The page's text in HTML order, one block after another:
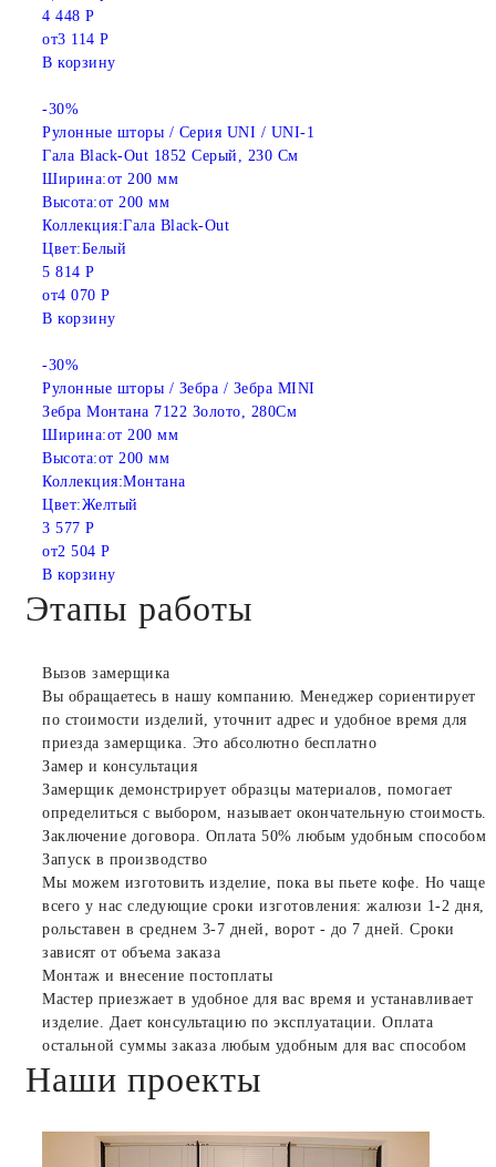
4 448 Р
от3 114 Р
В корзину
-30%
Рулонные шторы / Серия UNI / UNI-1
Гала Black-Out 1852 Серый, 230 См
Ширина:от 200 мм
Высота:от 200 мм
Коллекция:Гала Black-Out
Цвет:Белый
5 814 Р
от4 070 Р
В корзину
-30%
Рулонные шторы / Зебра / Зебра MINI
Зебра Монтана 7122 Золото, 280См
Ширина:от 200 мм
Высота:от 200 мм
Коллекция:Монтана
Цвет:Желтый
3 577 Р
от2 504 Р
В корзину
Этапы работы
Вызов замерщика
Вы обращаетесь в нашу компанию. Менеджер сориентирует
по стоимости изделий, уточнит адрес и удобное время для
приезда замерщика. Это абсолютно бесплатно
Замер и консультация
Замерщик демонстрирует образцы материалов, помогает
определиться с выбором, называет окончательную стоимость.
Заключение договора. Оплата 50% любым удобным способом
Запуск в производство
Мы можем изготовить изделие, пока вы пьете кофе. Но чаще
всего у нас следующие сроки изготовления: жалюзи 1-2 дня,
рольставен в среднем 3-7 дней, ворот - до 7 дней. Сроки
зависят от объема заказа
Монтаж и внесение постоплаты
Мастер приезжает в удобное для вас время и устанавливает
изделие. Дает консультацию по эксплуатации. Оплата
остальной суммы заказа любым удобным для вас способом
Наши проекты